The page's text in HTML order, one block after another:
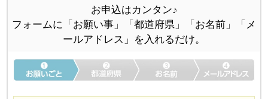
お申込はカンタン♪
フォームに「お願い事」「都道府県」「お名前」「メ
ールアドレス」を入れるだけ。